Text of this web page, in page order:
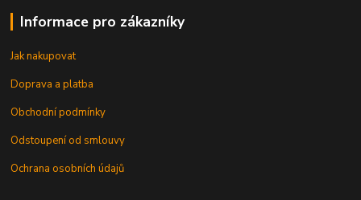
Informace pro zákazníky
Jak nakupovat
Doprava a platba
Obchodní podmínky
Odstoupení od smlouvy
Ochrana osobních údajů